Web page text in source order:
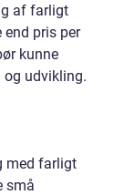
af farligt
end pris per
kunne
og udvikling.
med farligt
små